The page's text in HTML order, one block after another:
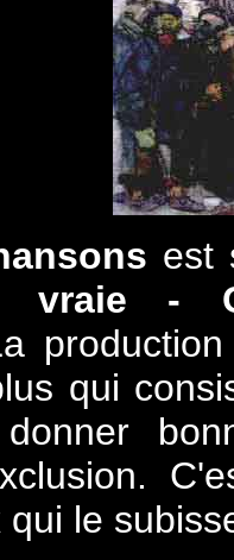
est
vraie -
qui
le